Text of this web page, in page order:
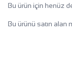
Bu ürün için henüz
Bu ürünü satın alan